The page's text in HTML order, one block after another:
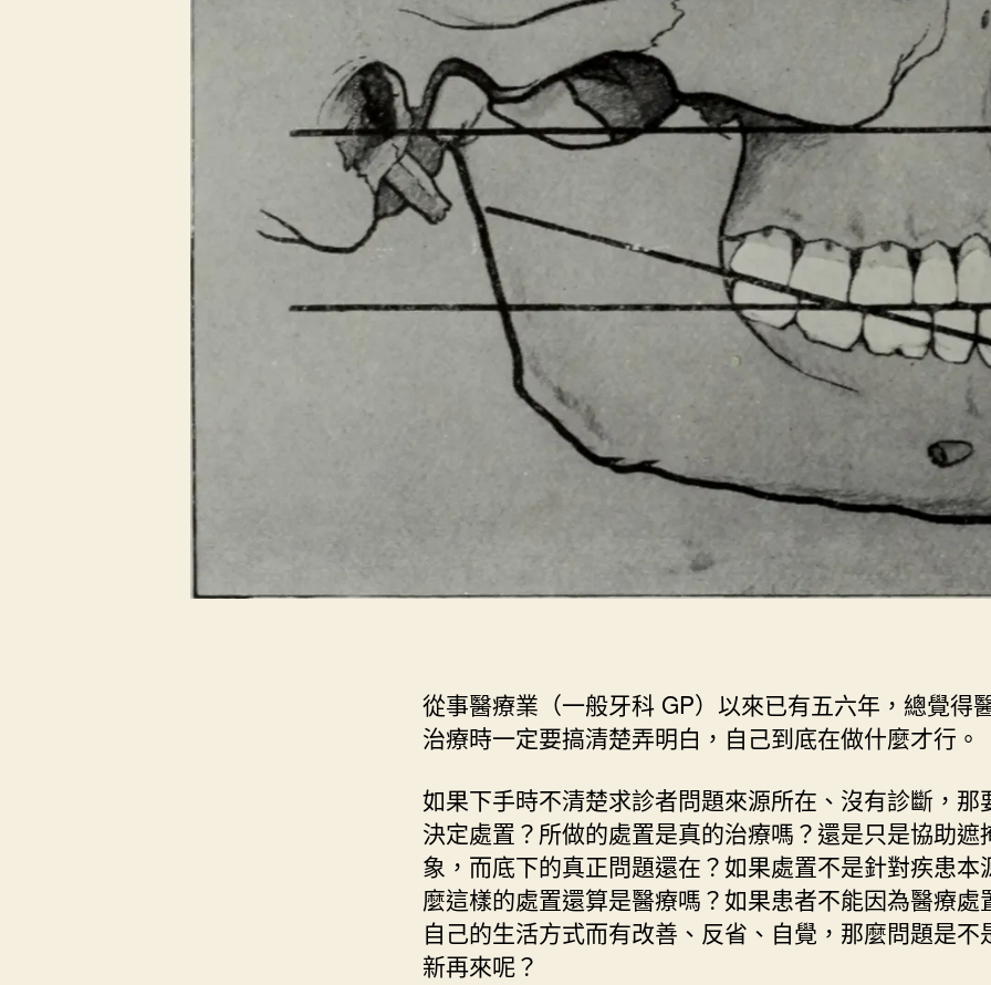
從事醫療業（一般牙科 GP）以來已有五六年，總覺得
治療時一定要搞清楚弄明白，自己到底在做什麼才行。
如果下手時不清楚求診者問題來源所在、沒有診斷，那
決定處置？所做的處置是真的治療嗎？還是只是協助遮
象，而底下的真正問題還在？如果處置不是針對疾患本
麼這樣的處置還算是醫療嗎？如果患者不能因為醫療處
自己的生活方式而有改善、反省、自覺，那麼問題是不
新再來呢？